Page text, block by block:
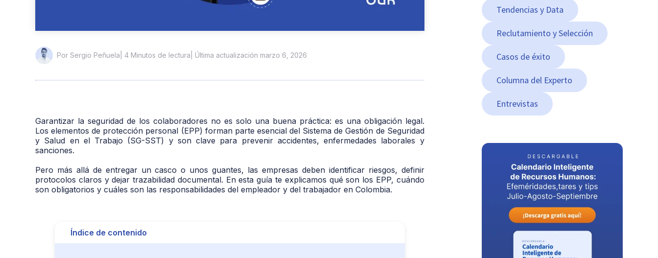
Por Sergio Peñuela | 4 Minutos de lectura | Última actualización marzo 6, 2026
Garantizar la seguridad de los colaboradores no es solo una buena práctica: es una obligación legal.
Los elementos de protección personal (EPP) forman parte esencial del Sistema de Gestión de Seguridad
y Salud en el Trabajo (SG-SST) y son clave para prevenir accidentes, enfermedades laborales y
sanciones.
Pero más allá de entregar un casco o unos guantes, las empresas deben identificar riesgos, definir
protocolos claros y dejar trazabilidad documental. En esta guía te explicamos qué son los EPP, cuándo
son obligatorios y cuáles son las responsabilidades del empleador y del trabajador en Colombia.
Índice de contenido
Tendencias y Data
Reclutamiento y Selección
Casos de éxito
Columna del Experto
Entrevistas